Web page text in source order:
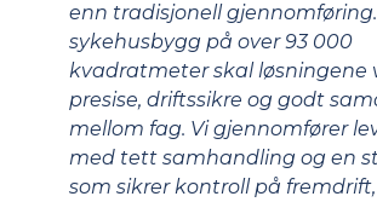
enn tradisjonell
sykehusbygg på over 93 000
kvadratmeter skal løsningene
presise, driftssikre og godt
mellom fag. Vi gjennomfører
med tett samhandling og en
som sikrer kontroll på